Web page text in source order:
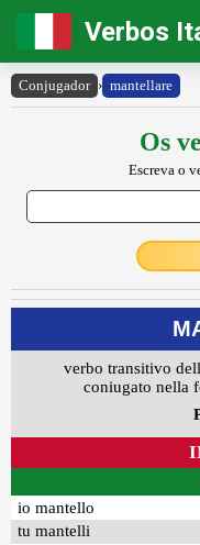
Verbos
Conjugador › mantellare
Os
Escreva o
verbo transitivo
coniugato nella
io mantello
tu mantelli